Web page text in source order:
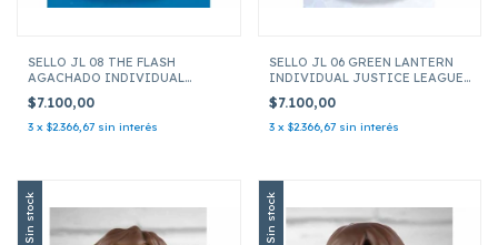
SELLO JL 08 THE FLASH
AGACHADO INDIVIDUAL
$7.100,00
3 x $2.366,67 sin interés
SELLO JL 06 GREEN LANTERN
INDIVIDUAL JUSTICE LEAGUE
$7.100,00
3 x $2.366,67 sin interés
Sin stock Sin stock